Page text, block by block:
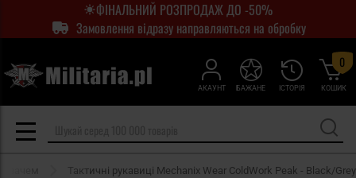
ФІНАЛЬНИЙ РОЗПРОДАЖ ДО -50%
Замовлення відразу направляються на обробку
АКАУНТ ІСТОРІЯ
БАЖАНЕ КОШИК
0
Тактичні рукавиці Mechanix Wear ColdWork Peak - Black/Grey